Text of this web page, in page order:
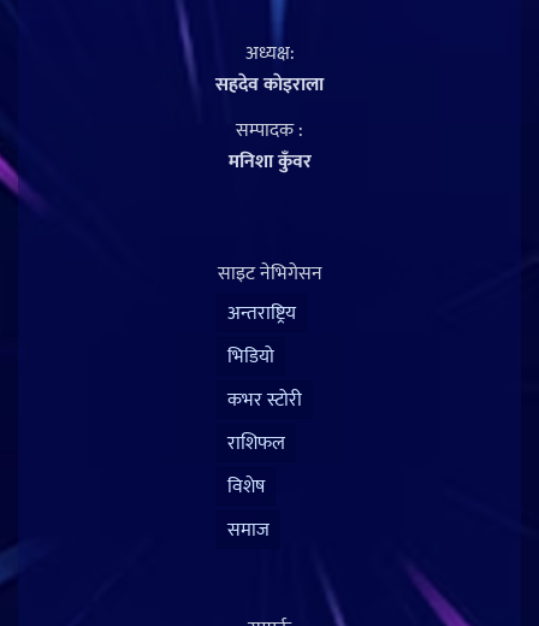
अध्यक्ष:
सहदेव काेइराला
सम्पादक :
मनिशा कुँवर
साइट नेभिगेसन
अन्तराष्ट्रिय
भिडियो
कभर स्टोरी
राशिफल
विशेष
समाज